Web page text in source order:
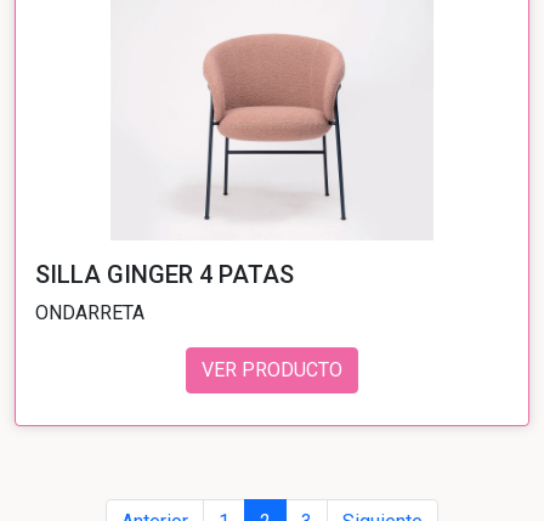
SILLA GINGER 4 PATAS
ONDARRETA
VER PRODUCTO